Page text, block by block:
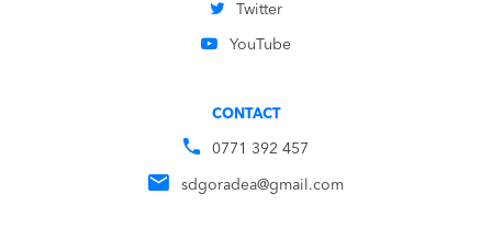
Twitter
YouTube
CONTACT
0771 392 457
sdgoradea@gmail.com